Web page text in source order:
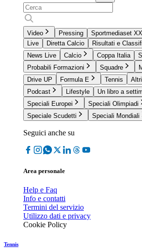
Video Pressing Sportmediaset
Live
Diretta Calcio
Risultati e
News Live
Calcio Coppa Italia
Probabili Formazioni
Squadre
Drive UP
Formula E Tennis
Podcast
Lifestyle
Un libro a
Speciali Europei
Speciali Olimpiadi
Speciale Scudetti
Speciali Mondiali
Seguici anche su
Area personale
Help e Faq
Info e contatti
Termini del servizio
Utilizzo dati e privacy
Cookie Policy
Tennis